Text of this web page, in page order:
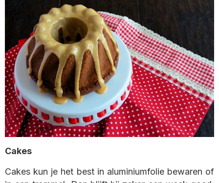
Cakes
Cakes kun je het best in aluminiumfolie bewaren of